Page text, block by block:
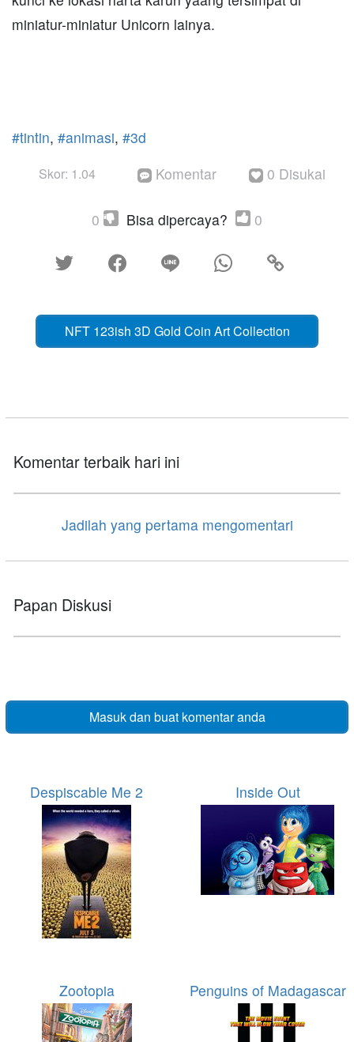
miniatur-miniatur Unicorn lainya.
#tintin, #animasi, #3d
Skor: 1.04  Komentar  0 Disukai
0 Bisa dipercaya? 0
    
NFT 123ish 3D Gold Coin Art Collection
Komentar terbaik hari ini
Jadilah yang pertama mengomentari
Papan Diskusi
Masuk dan buat komentar anda
Despiscable Me 2 Inside Out
Zootopia Penguins of Madagascar